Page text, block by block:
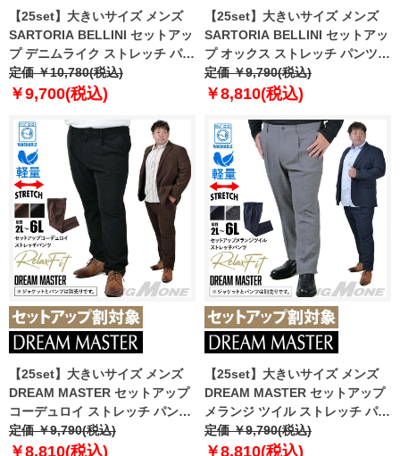
【25set】大きいサイズ メンズ
SARTORIA BELLINI セットアッ
プ デニムライク ストレッチ パン
ツ ジャストフィット 軽量 ウォッ
シャブル イージーケア ライフス
定価 ￥10,780(税込)
￥9,700(税込)
【25set】大きいサイズ メンズ
SARTORIA BELLINI セットアッ
プ オックス ストレッチ パンツ
ジャストフィット 軽量 ウォッシ
ャブル イージーケア ライフスー
定価 ￥9,790(税込)
￥8,810(税込)
【25set】大きいサイズ メンズ
DREAM MASTER セットアップ
コーデュロイ ストレッチ パンツ
リラックスフィット 軽量 ウォッ
シャブル イージーケア ライフス
定価 ￥9,790(税込)
￥8,810(税込)
【25set】大きいサイズ メンズ
DREAM MASTER セットアップ
メランジ ツイル ストレッチ パン
ツ リラックスフィット 軽量 ウォ
ッシャブル イージーケア ライフ
定価 ￥9,790(税込)
￥8,810(税込)